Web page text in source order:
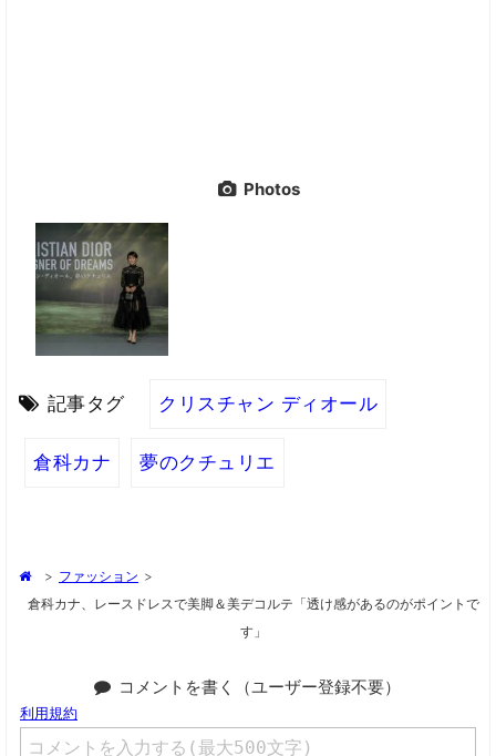
Photos
記事タグ クリスチャン ディオール
倉科カナ 夢のクチュリエ
> ファッション >
倉科カナ、レースドレスで美脚＆美デコルテ「透け感があるのがポイントで
す」
コメントを書く（ユーザー登録不要）